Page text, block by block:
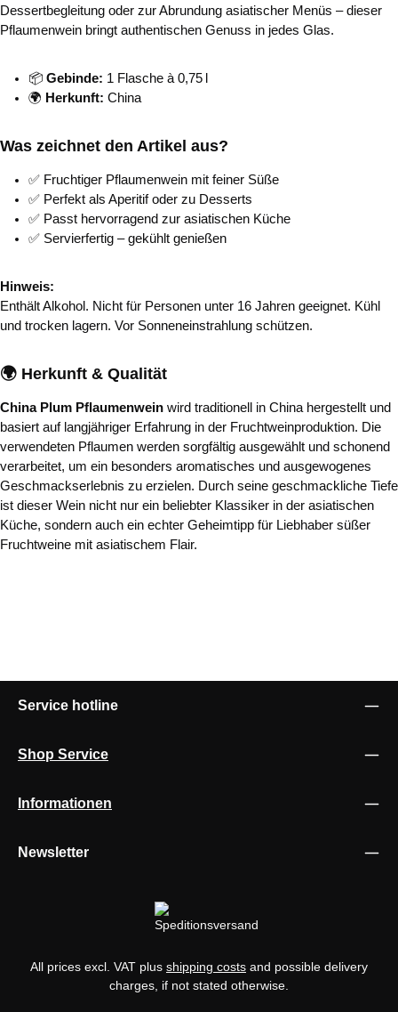
Dessertbegleitung oder zur Abrundung asiatischer Menüs – dieser
Pflaumenwein bringt authentischen Genuss in jedes Glas.
📦 Gebinde: 1 Flasche à 0,75 l
🌍 Herkunft: China
Was zeichnet den Artikel aus?
✅ Fruchtiger Pflaumenwein mit feiner Süße
✅ Perfekt als Aperitif oder zu Desserts
✅ Passt hervorragend zur asiatischen Küche
✅ Servierfertig – gekühlt genießen
Hinweis:
Enthält Alkohol. Nicht für Personen unter 16 Jahren geeignet. Kühl
und trocken lagern. Vor Sonneneinstrahlung schützen.
🌍 Herkunft & Qualität
China Plum Pflaumenwein wird traditionell in China hergestellt und
basiert auf langjähriger Erfahrung in der Fruchtweinproduktion. Die
verwendeten Pflaumen werden sorgfältig ausgewählt und schonend
verarbeitet, um ein besonders aromatisches und ausgewogenes
Geschmackserlebnis zu erzielen. Durch seine geschmackliche Tiefe
ist dieser Wein nicht nur ein beliebter Klassiker in der asiatischen
Küche, sondern auch ein echter Geheimtipp für Liebhaber süßer
Fruchtweine mit asiatischem Flair.
Service hotline
Shop Service
Informationen
Newsletter
All prices excl. VAT plus shipping costs and possible delivery
charges, if not stated otherwise.